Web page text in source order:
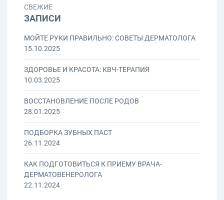
СВЕЖИЕ
ЗАПИСИ
МОЙТЕ РУКИ ПРАВИЛЬНО: СОВЕТЫ ДЕРМАТОЛОГА
15.10.2025
ЗДОРОВЬЕ И КРАСОТА: КВЧ-ТЕРАПИЯ
10.03.2025
ВОССТАНОВЛЕНИЕ ПОСЛЕ РОДОВ
28.01.2025
ПОДБОРКА ЗУБНЫХ ПАСТ
26.11.2024
КАК ПОДГОТОВИТЬСЯ К ПРИЕМУ ВРАЧА-
ДЕРМАТОВЕНЕРОЛОГА
22.11.2024